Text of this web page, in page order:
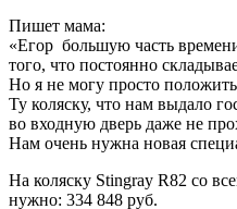
Пишет мама:
«Егор большую часть
того, что постоянно
Но я не могу просто
Ту коляску, что нам выдало
во входную дверь даже не
Нам очень нужна новая
На коляску Stingray R82 со
нужно: 334 848 руб.